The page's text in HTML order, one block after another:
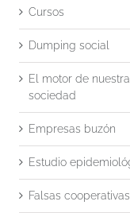
Cursos
Dumping social
El motor de nuestra
sociedad
Empresas buzón
Estudio
Falsas cooperativas